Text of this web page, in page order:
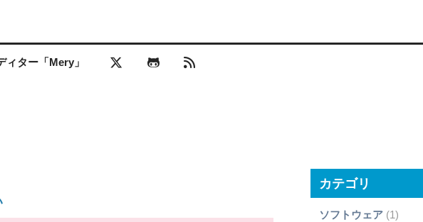
ィター「Mery」
カテゴリ
ソフトウェア(1)